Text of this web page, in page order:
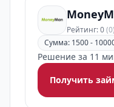
Рейтинг: 0(0)
Сумма: 1500 -
Решение за 11
Получить